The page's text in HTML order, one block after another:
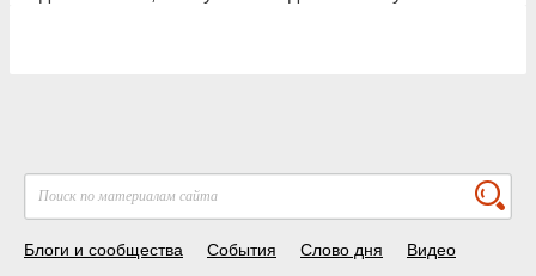
Блоги и сообщества События Слово дня Видео